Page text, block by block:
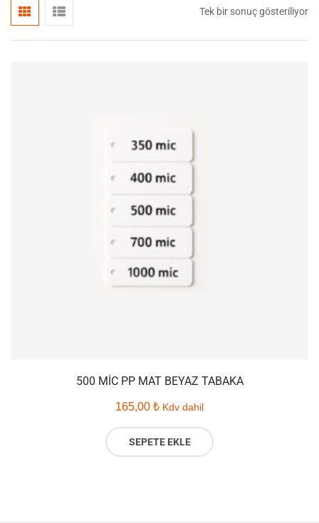
Tek bir sonuç gösteriliyor
500 MIC PP MAT BEYAZ TABAKA
165,00 ₺ Kdv dahil
SEPETE EKLE